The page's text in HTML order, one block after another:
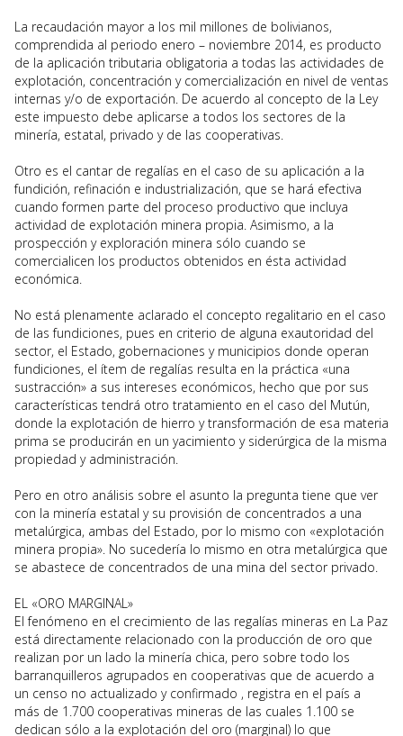
La recaudación mayor a los mil millones de bolivianos,
comprendida al periodo enero – noviembre 2014, es producto
de la aplicación tributaria obligatoria a todas las actividades de
explotación, concentración y comercialización en nivel de ventas
internas y/o de exportación. De acuerdo al concepto de la Ley
este impuesto debe aplicarse a todos los sectores de la
minería, estatal, privado y de las cooperativas.
Otro es el cantar de regalías en el caso de su aplicación a la
fundición, refinación e industrialización, que se hará efectiva
cuando formen parte del proceso productivo que incluya
actividad de explotación minera propia. Asimismo, a la
prospección y exploración minera sólo cuando se
comercialicen los productos obtenidos en ésta actividad
económica.
No está plenamente aclarado el concepto regalitario en el caso
de las fundiciones, pues en criterio de alguna exautoridad del
sector, el Estado, gobernaciones y municipios donde operan
fundiciones, el ítem de regalías resulta en la práctica «una
sustracción» a sus intereses económicos, hecho que por sus
características tendrá otro tratamiento en el caso del Mutún,
donde la explotación de hierro y transformación de esa materia
prima se producirán en un yacimiento y siderúrgica de la misma
propiedad y administración.
Pero en otro análisis sobre el asunto la pregunta tiene que ver
con la minería estatal y su provisión de concentrados a una
metalúrgica, ambas del Estado, por lo mismo con «explotación
minera propia». No sucedería lo mismo en otra metalúrgica que
se abastece de concentrados de una mina del sector privado.
EL «ORO MARGINAL»
El fenómeno en el crecimiento de las regalías mineras en La Paz
está directamente relacionado con la producción de oro que
realizan por un lado la minería chica, pero sobre todo los
barranquilleros agrupados en cooperativas que de acuerdo a
un censo no actualizado y confirmado , registra en el país a
más de 1.700 cooperativas mineras de las cuales 1.100 se
dedican sólo a la explotación del oro (marginal) lo que